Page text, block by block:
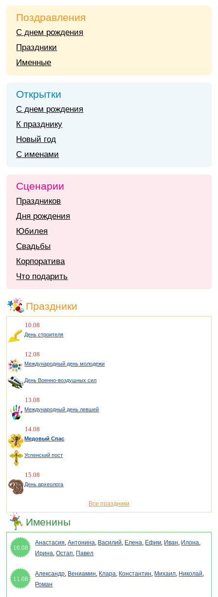
Поздравления
С днем рождения
Праздники
Именные
Открытки
С днем рождения
К празднику
Новый год
С именами
Сценарии
Праздников
Дня рождения
Юбилея
Свадьбы
Корпоратива
Что подарить
Праздники
10.08
День строителя
12.08
Международный день молодежи
День Военно-воздушных сил
13.08
Международный день левшей
14.08
Медовый Спас
Успенский пост
15.08
День археолога
Все праздники
Именины
10.08
Анастасия,Антонина, Василий, Елена, Ефим, Иван, Илона,
Ирина,Остап, Павел
11.08
Александр, Вениамин, Клара, Константин, Михаил, Николай,
Роман